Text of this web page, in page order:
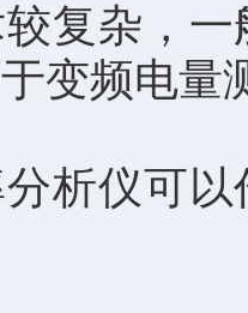
复杂，
变频电量
仪可以